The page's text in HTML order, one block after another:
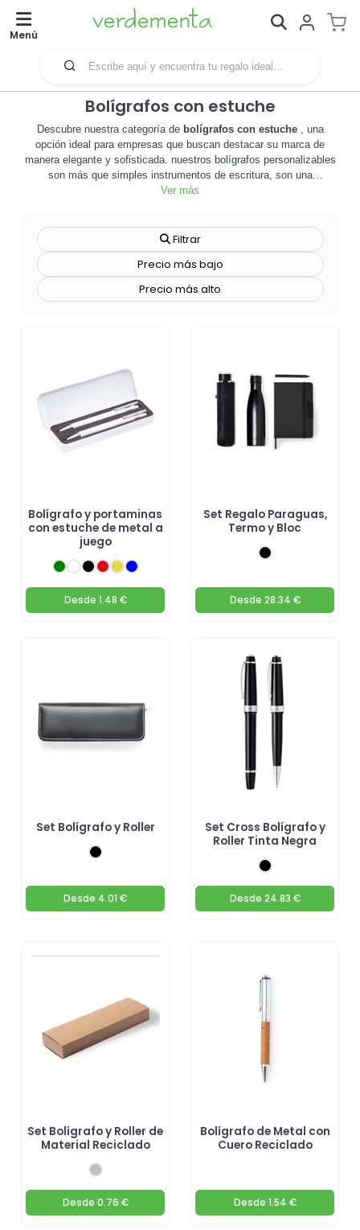
Menú
Bolígrafos con estuche
Descubre nuestra categoría de bolígrafos con estuche, una
opción ideal para empresas que buscan destacar su marca de
manera elegante y sofisticada. nuestros bolígrafos personalizables
son más que simples instrumentos de escritura, son una
herramienta de marketing poderosa que deja una impresión
empleados. 🖊️✨ con una amplia gama de estilos y colores para
elegir, puedes personalizar los bolígrafos con el logotipo de tu
empresa, creando un recuerdo tangible de tu marca. además,
nuestros bolígrafos con estuche son duraderos y prácticos,
garantizando que tu marca estará en las manos de tus clientes
Ver más
Filtrar
Precio más bajo
Precio más alto
Bolígrafo y portaminas
con estuche de metal a
juego
Desde 1.48 €
Set Regalo Paraguas,
Termo y Bloc
Desde 28.34 €
Set Bolígrafo y Roller
Desde 4.01 €
Set Cross Bolígrafo y
Roller Tinta Negra
Desde 24.83 €
Set Bolígrafo y Roller de
Material Reciclado
Desde 0.76 €
Bolígrafo de Metal con
Cuero Reciclado
Desde 1.54 €